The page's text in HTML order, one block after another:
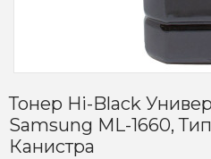
Тонер Hi-Black
Samsung ML-1660,
Канистра